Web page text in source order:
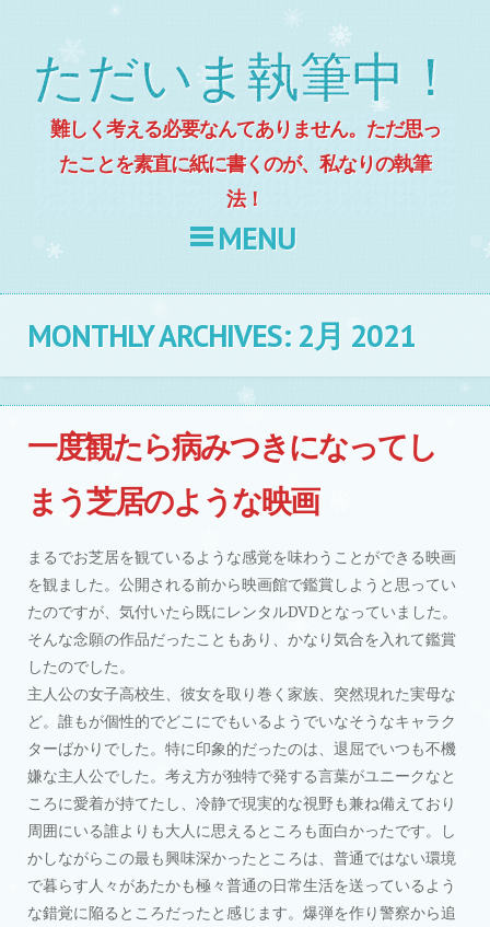
ただいま執筆中！
難しく考える必要なんてありません。ただ思っ
たことを素直に紙に書くのが、私なりの執筆
法！
MENU
MONTHLY ARCHIVES:2月 2021
一度観たら病みつきになってし
まう芝居のような映画
まるでお芝居を観ているような感覚を味わうことができる映画
を観ました。公開される前から映画館で鑑賞しようと思ってい
たのですが、気付いたら既にレンタルDVDとなっていました。
そんな念願の作品だったこともあり、かなり気合を入れて鑑賞
したのでした。
主人公の女子高校生、彼女を取り巻く家族、突然現れた実母な
ど。誰もが個性的でどこにでもいるようでいなそうなキャラク
ターばかりでした。特に印象的だったのは、退屈でいつも不機
嫌な主人公でした。考え方が独特で発する言葉がユニークなと
ころに愛着が持てたし、冷静で現実的な視野も兼ね備えており
周囲にいる誰よりも大人に思えるところも面白かったです。し
かしながらこの最も興味深かったところは、普通ではない環境
で暮らす人々があたかも極々普通の日常生活を送っているよう
な錯覚に陥るところだったと感じます。爆弾を作り警察から追